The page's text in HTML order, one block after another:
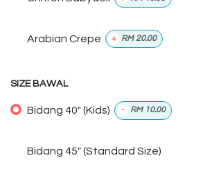
Arabian Crepe + RM20.00
SIZE BAWAL
Bidang 40" (Kids) - RM 10.00
Bidang 45" (Standard Size)